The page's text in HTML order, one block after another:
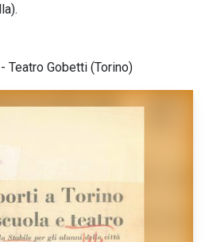
Teatro Gobetti (Torino)